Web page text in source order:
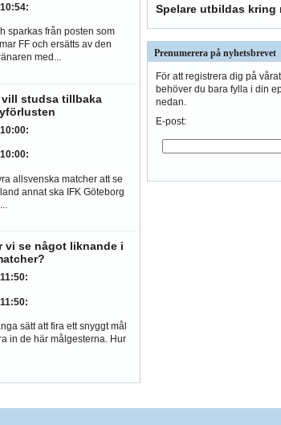
:
sparkas från posten som
FF och ersätts av den
med...
studsa tillbaka
:
:
allsvenska matcher att se
annat ska IFK Göteborg
vi se något liknande i
:
:
sätt att fira ett snyggt mål
in de här målgesterna. Hur
Spelare utbildas kring
Prenumerera på nyhetsbrevet
För att registrera dig på
behöver du bara fylla i din
nedan.
E-post: